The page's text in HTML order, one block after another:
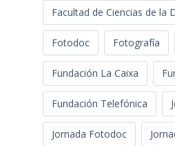
Facultad de Ciencias de la
Fotodoc Fotografía
Fundación La Caixa
Fundación Telefónica
Jornada Fotodoc